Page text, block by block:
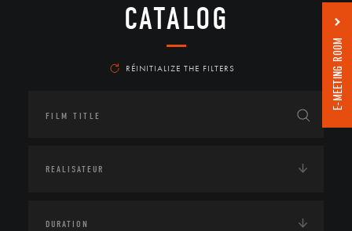
CATALOG
RÉINITIALIZE THE FILTERS E-MEETING ROOM